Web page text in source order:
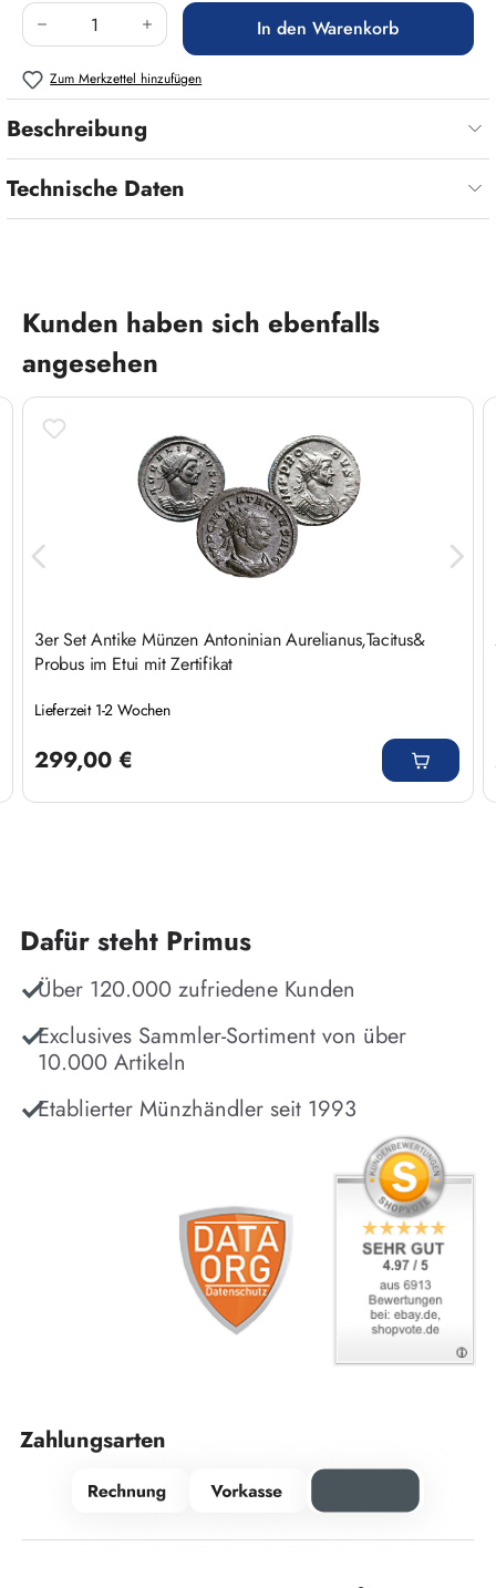
Produkt Anzahl: Gib den gewünschten Wert
In den Warenkorb
Zum Merkzettel hinzufügen
Beschreibung
Technische Daten
Produktgalerie überspringen
Kunden haben sich ebenfalls
angesehen
3er Set Antike Münzen Antoninian Aurelianus,Tacitus&
Probus im Etui mit Zertifikat
Lieferzeit 1-2 Wochen
299,00 €
Dafür steht Primus
Über 120.000 zufriedene Kunden
Exclusives Sammler-Sortiment von über
10.000 Artikeln
Etablierter Münzhändler seit 1993
Zahlungsarten